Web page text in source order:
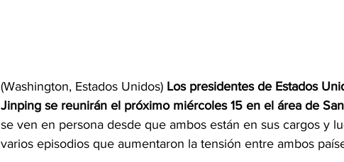
(Washington, Estados Unidos) Los presidentes de Estados
Jinping se reunirán el próximo miércoles 15 en el área de
se ven en persona desde que ambos están en sus cargos y
varios episodios que aumentaron la tensión entre ambos